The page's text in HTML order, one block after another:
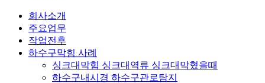
회사소개
주요업무
작업전후
하수구막힘 사례
싱크대막힘 싱크대역류 싱크대막혔을때
하수구내시경 하수구관로탐지